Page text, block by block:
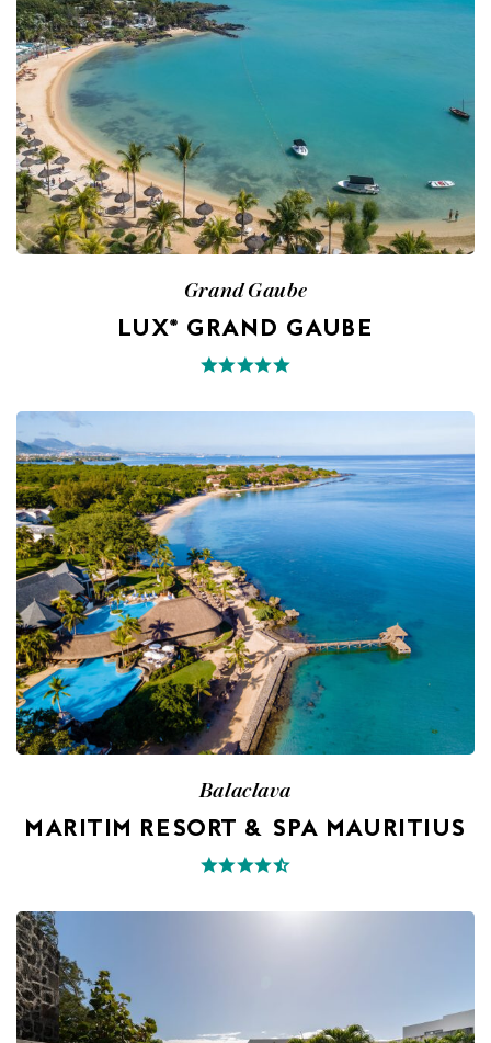
Grand Gaube
LUX* GRAND GAUBE
Balaclava
MARITIM RESORT & SPA MAURITIUS